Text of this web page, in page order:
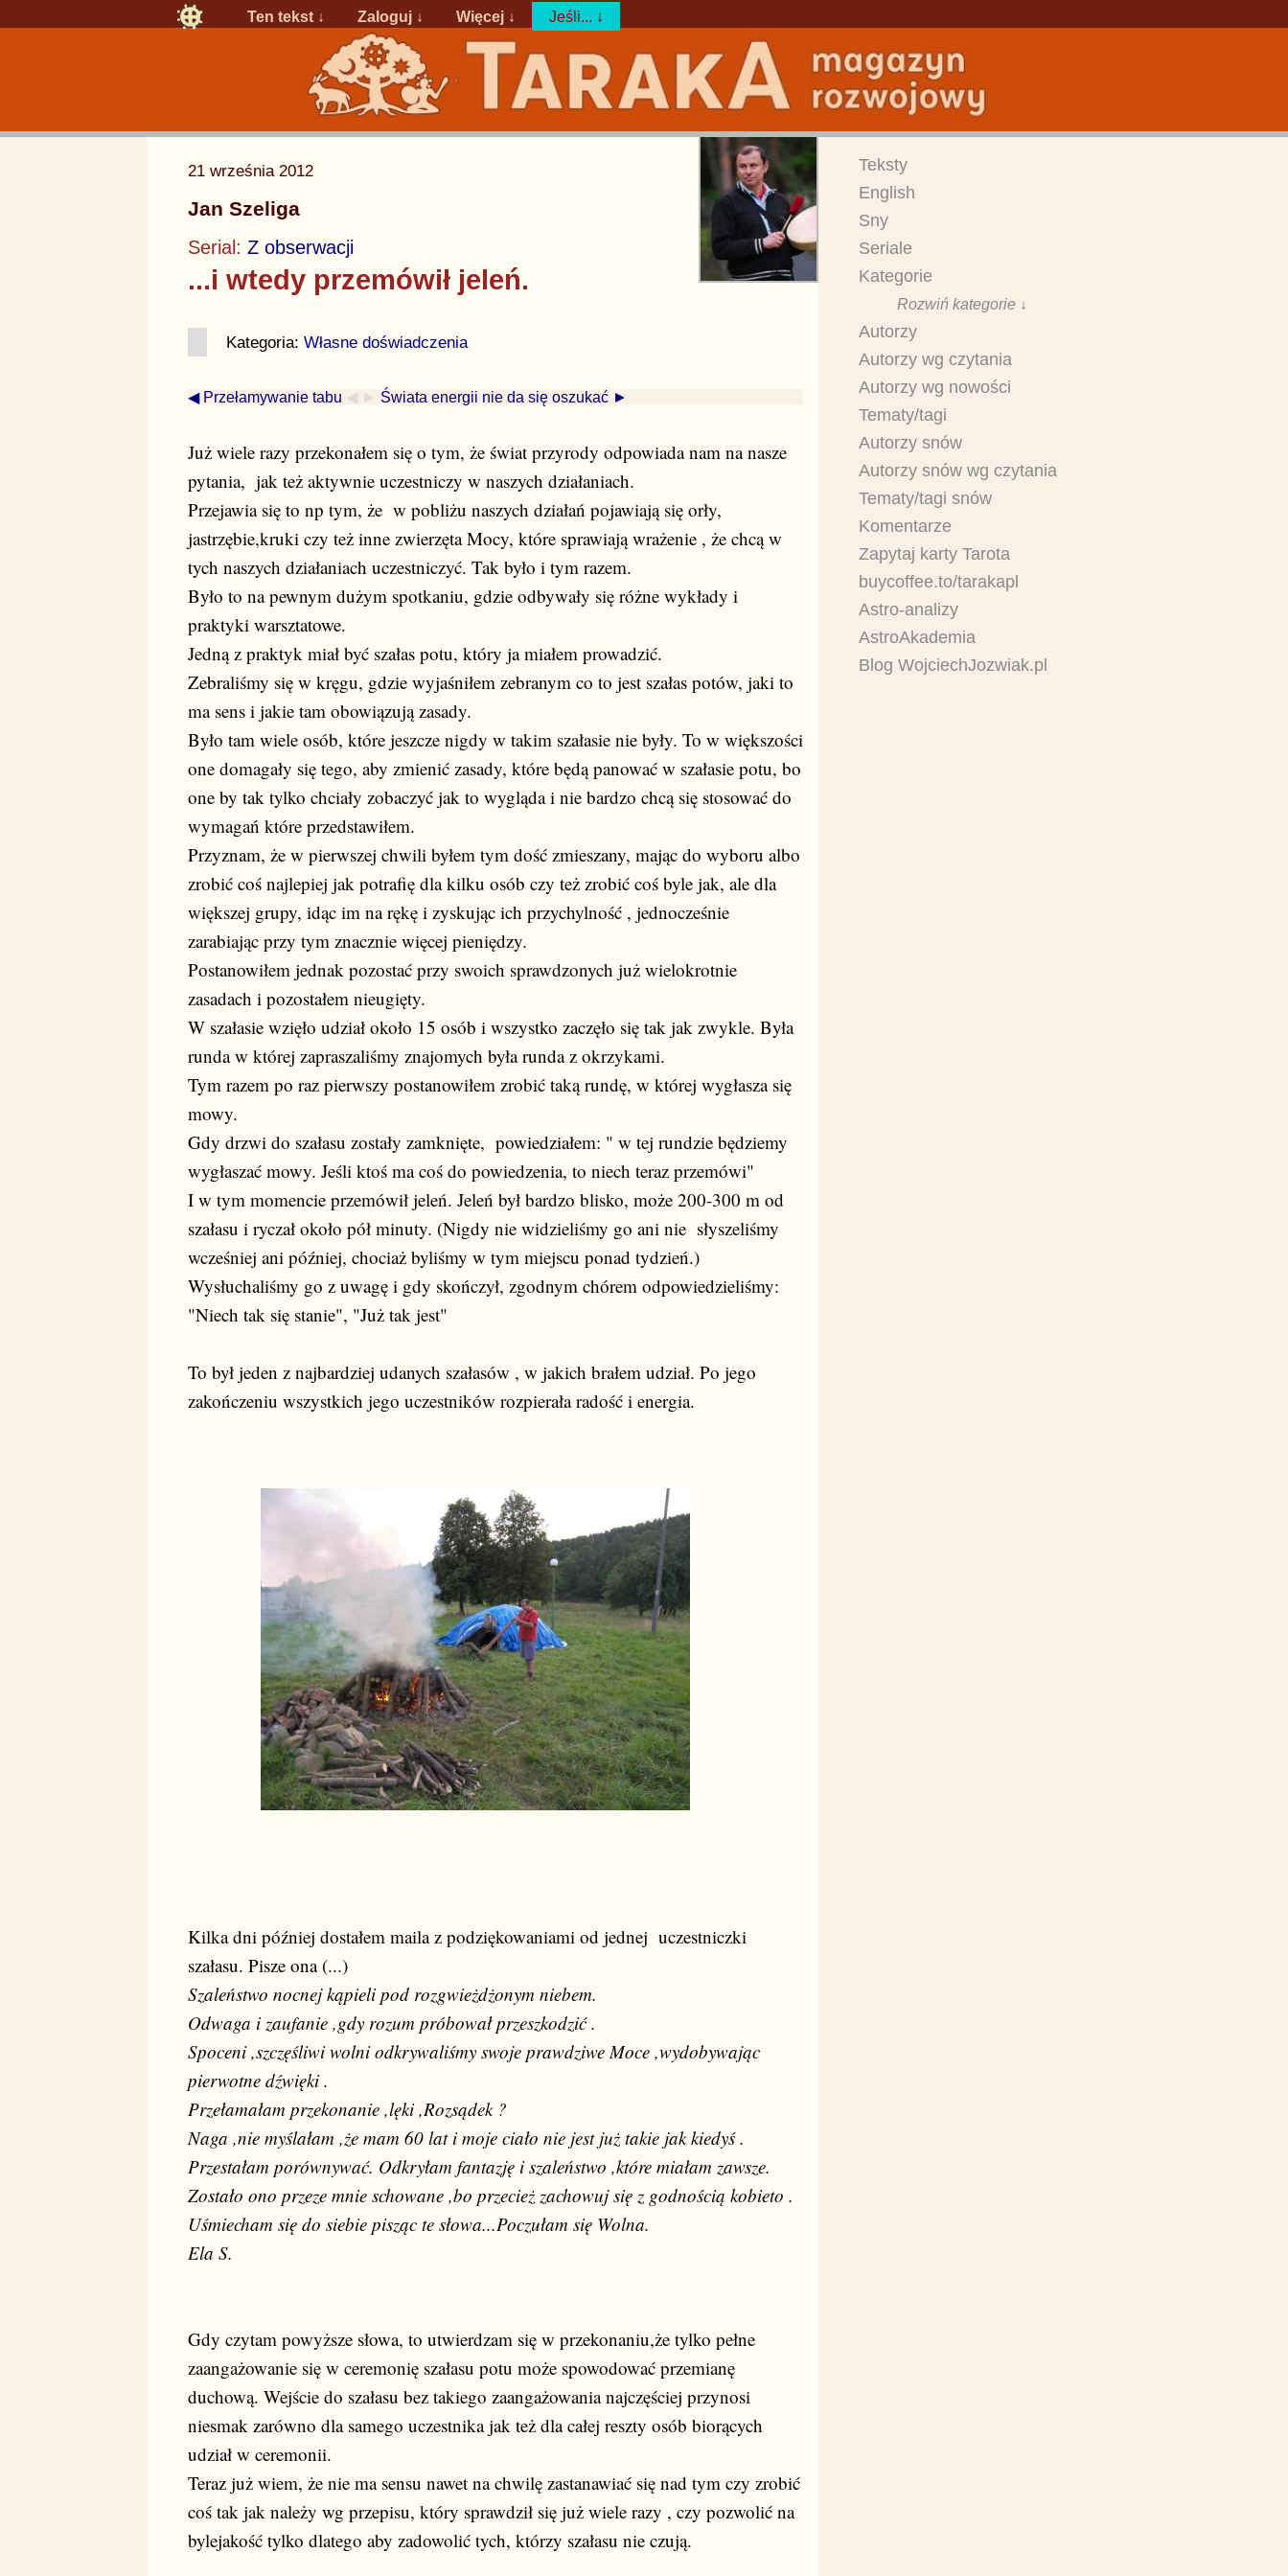
Ten tekst ↓ Zaloguj ↓ Więcej ↓ Jeśli... ↓
21 września 2012
Jan Szeliga
Serial: Z obserwacji
...i wtedy przemówił jeleń.
Kategoria: Własne doświadczenia
◀ Przełamywanie tabu ◀ ► Świata energii nie da się oszukać ►
Już wiele razy przekonałem się o tym, że świat przyrody odpowiada nam na nasze
pytania, jak też aktywnie uczestniczy w naszych działaniach.
Przejawia się to np tym, że w pobliżu naszych działań pojawiają się orły,
jastrzębie,kruki czy też inne zwierzęta Mocy, które sprawiają wrażenie , że chcą w
tych naszych działaniach uczestniczyć. Tak było i tym razem.
Było to na pewnym dużym spotkaniu, gdzie odbywały się różne wykłady i
praktyki warsztatowe.
Jedną z praktyk miał być szałas potu, który ja miałem prowadzić.
Zebraliśmy się w kręgu, gdzie wyjaśniłem zebranym co to jest szałas potów, jaki to
ma sens i jakie tam obowiązują zasady.
Było tam wiele osób, które jeszcze nigdy w takim szałasie nie były. To w większości
one domagały się tego, aby zmienić zasady, które będą panować w szałasie potu, bo
one by tak tylko chciały zobaczyć jak to wygląda i nie bardzo chcą się stosować do
wymagań które przedstawiłem.
Przyznam, że w pierwszej chwili byłem tym dość zmieszany, mając do wyboru albo
zrobić coś najlepiej jak potrafię dla kilku osób czy też zrobić coś byle jak, ale dla
większej grupy, idąc im na rękę i zyskując ich przychylność , jednocześnie
zarabiając przy tym znacznie więcej pieniędzy.
Postanowiłem jednak pozostać przy swoich sprawdzonych już wielokrotnie
zasadach i pozostałem nieugięty.
W szałasie wzięło udział około 15 osób i wszystko zaczęło się tak jak zwykle. Była
runda w której zapraszaliśmy znajomych była runda z okrzykami.
Tym razem po raz pierwszy postanowiłem zrobić taką rundę, w której wygłasza się
mowy.
Gdy drzwi do szałasu zostały zamknięte, powiedziałem: " w tej rundzie będziemy
wygłaszać mowy. Jeśli ktoś ma coś do powiedzenia, to niech teraz przemówi"
I w tym momencie przemówił jeleń. Jeleń był bardzo blisko, może 200-300 m od
szałasu i ryczał około pół minuty. (Nigdy nie widzieliśmy go ani nie słyszeliśmy
wcześniej ani później, chociaż byliśmy w tym miejscu ponad tydzień.)
Wysłuchaliśmy go z uwagę i gdy skończył, zgodnym chórem odpowiedzieliśmy:
"Niech tak się stanie", "Już tak jest"
To był jeden z najbardziej udanych szałasów , w jakich brałem udział. Po jego
zakończeniu wszystkich jego uczestników rozpierała radość i energia.
Kilka dni później dostałem maila z podziękowaniami od jednej uczestniczki
szałasu. Pisze ona (...)
Szaleństwo nocnej kąpieli pod rozgwieżdżonym niebem.
Odwaga i zaufanie ,gdy rozum próbował przeszkodzić .
Spoceni ,szczęśliwi wolni odkrywaliśmy swoje prawdziwe Moce ,wydobywając
pierwotne dźwięki .
Przełamałam przekonanie ,lęki ,Rozsądek ?
Naga ,nie myślałam ,że mam 60 lat i moje ciało nie jest już takie jak kiedyś .
Przestałam porównywać. Odkryłam fantazję i szaleństwo ,które miałam zawsze.
Zostało ono przeze mnie schowane ,bo przecież zachowuj się z godnością kobieto .
Uśmiecham się do siebie pisząc te słowa...Poczułam się Wolna.
Ela S.
Gdy czytam powyższe słowa, to utwierdzam się w przekonaniu,że tylko pełne
zaangażowanie się w ceremonię szałasu potu może spowodować przemianę
duchową. Wejście do szałasu bez takiego zaangażowania najczęściej przynosi
niesmak zarówno dla samego uczestnika jak też dla całej reszty osób biorących
udział w ceremonii.
Teraz już wiem, że nie ma sensu nawet na chwilę zastanawiać się nad tym czy zrobić
coś tak jak należy wg przepisu, który sprawdził się już wiele razy , czy pozwolić na
bylejakość tylko dlatego aby zadowolić tych, którzy szałasu nie czują.
Teksty
English
Sny
Seriale
Kategorie
Rozwiń kategorie ↓
Autorzy
Autorzy wg czytania
Autorzy wg nowości
Tematy/tagi
Autorzy snów
Autorzy snów wg czytania
Tematy/tagi snów
Komentarze
Zapytaj karty Tarota
buycoffee.to/tarakapl
Astro-analizy
AstroAkademia
Blog WojciechJozwiak.pl